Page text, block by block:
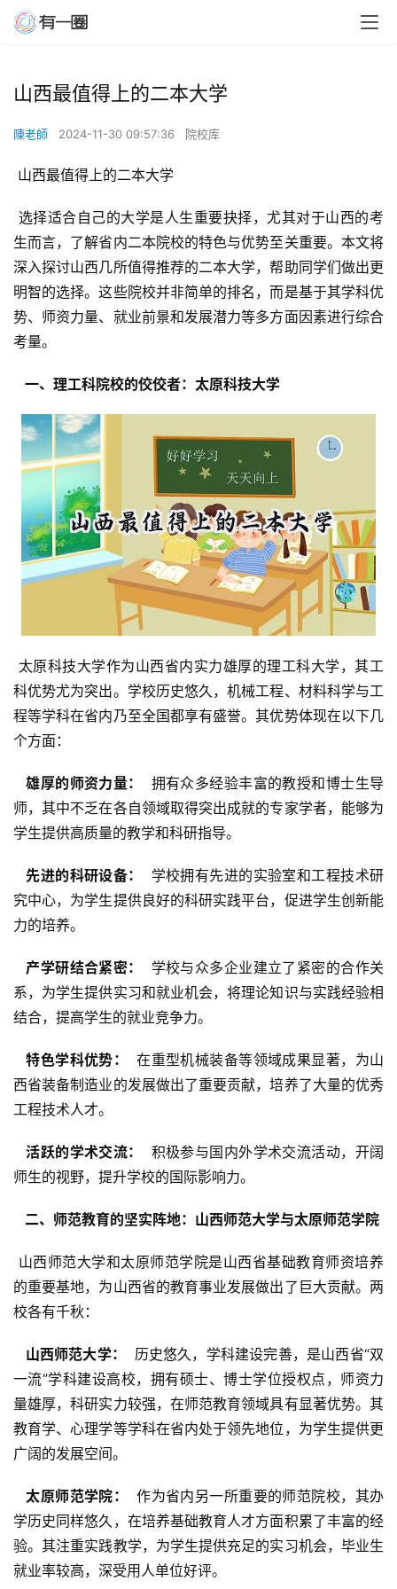
山西最值得上的二本大学
陳老師 2024-11-30 09:57:36 院校库
山西最值得上的二本大学
生而言，了解省内二本院校的特色与优势至关重要。本文将
深入探讨山西几所值得推荐的二本大学，帮助同学们做出更
明智的选择。这些院校并非简单的排名，而是基于其学科优
势、师资力量、就业前景和发展潜力等多方面因素进行综合
考量。
  一、理工科院校的佼佼者：太原科技大学
科优势尤为突出。学校历史悠久，机械工程、材料科学与工
程等学科在省内乃至全国都享有盛誉。其优势体现在以下几
个方面：
  雄厚的师资力量：
拥有众多经验丰富的教授和博士生导
师，其中不乏在各自领域取得突出成就的专家学者，能够为
学生提供高质量的教学和科研指导。
  先进的科研设备：
学校拥有先进的实验室和工程技术研
究中心，为学生提供良好的科研实践平台，促进学生创新能
力的培养。
  产学研结合紧密：
学校与众多企业建立了紧密的合作关
系，为学生提供实习和就业机会，将理论知识与实践经验相
结合，提高学生的就业竞争力。
  特色学科优势：
在重型机械装备等领域成果显著，为山
西省装备制造业的发展做出了重要贡献，培养了大量的优秀
工程技术人才。
  活跃的学术交流：
积极参与国内外学术交流活动，开阔
师生的视野，提升学校的国际影响力。
  二、师范教育的坚实阵地：山西师范大学与太原师范学院
的重要基地，为山西省的教育事业发展做出了巨大贡献。两
校各有千秋：
  山西师范大学：
历史悠久，学科建设完善，是山西省“双
一流”学科建设高校，拥有硕士、博士学位授权点，师资力
量雄厚，科研实力较强，在师范教育领域具有显著优势。其
教育学、心理学等学科在省内处于领先地位，为学生提供更
广阔的发展空间。
  太原师范学院：
作为省内另一所重要的师范院校，其办
学历史同样悠久，在培养基础教育人才方面积累了丰富的经
验。其注重实践教学，为学生提供充足的实习机会，毕业生
就业率较高，深受用人单位好评。